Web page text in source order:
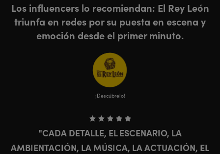
Los influencers lo recomiendan: El Rey León
triunfa en redes por su puesta en escena y
emoción desde el primer minuto.
¡Descúbrelo!
CADA DETALLE, EL ESCENARIO, LA
AMBIENTACIÓN, LA MÚSICA, LA ACTUACIÓN, EL